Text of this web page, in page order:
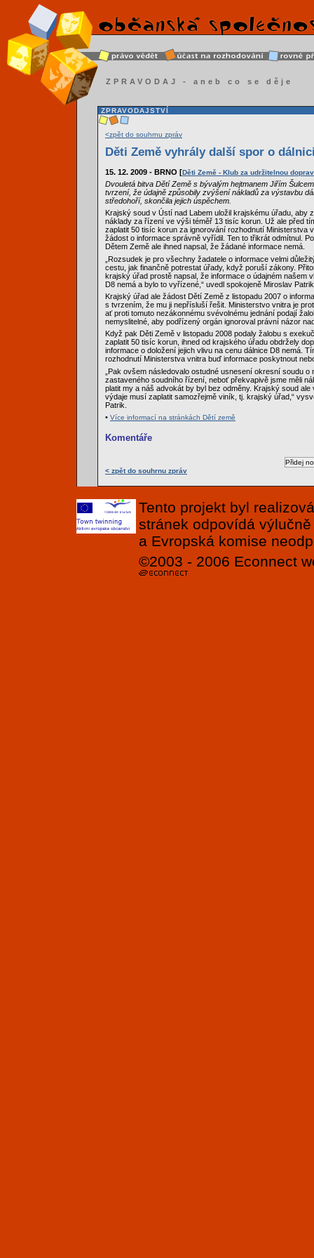
ZPRAVODAJ - aneb co se děje
ZPRAVODAJSTVÍ
<zpět do souhrnu zpráv
Děti Země vyhrály další spor o
15. 12. 2009 - BRNO [Děti Země - Klub za udržitelnou
Dvouletá bitva Dětí Země s bývalým hejtmanem Jiřím
tvrzení, že údajně způsobily zvýšení nákladů za výstavbu
středohoří, skončila jejich úspěchem.
Krajský soud v Ústí nad Labem uložil krajskému úřadu, aby
náklady za řízení ve výši téměř 13 tisíc korun. Už ale před
zaplatit 50 tisíc korun za ignorování rozhodnutí Ministerstva
žádost o informace správně vyřídil. Ten to třikrát odmítnul.
Dětem Země ale ihned napsal, že žádané informace nemá.
„Rozsudek je pro všechny žadatele o informace velmi
cestu, jak finančně potrestat úřady, když poruší zákony.
krajský úřad prostě napsal, že informace o údajném našem
D8 nemá a bylo to vyřízené,“ uvedl spokojeně Miroslav
Krajský úřad ale žádost Dětí Země z listopadu 2007 o
s tvrzením, že mu ji nepřísluší řešit. Ministerstvo vnitra je
ať proti tomuto nezákonnému svévolnému jednání podají
nemyslitelné, aby podřízený orgán ignoroval právní názor
Když pak Děti Země v listopadu 2008 podaly žalobu s
zaplatit 50 tisíc korun, ihned od krajského úřadu obdržely
informace o doložení jejich vlivu na cenu dálnice D8 nemá.
rozhodnutí Ministerstva vnitra buď informace poskytnout
„Pak ovšem následovalo ostudné usnesení okresní soudu o
zastaveného soudního řízení, neboť překvapivě jsme měli
platit my a náš advokát by byl bez odměny. Krajský soud ale
výdaje musí zaplatit samozřejmě viník, tj. krajský úřad,“
Patrik.
• Více informací na stránkách Dětí země
Komentáře
< zpět do souhrnu zpráv
Tento projekt byl
stránek odpovídá
a Evropská komise
©2003 - 2006 Econnect